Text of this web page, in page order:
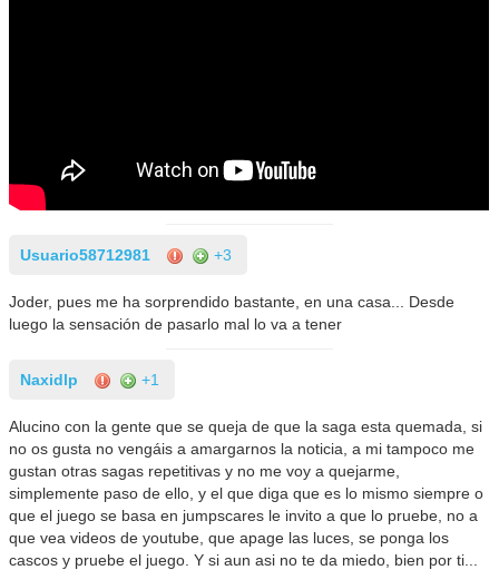
Usuario58712981 +3
Joder, pues me ha sorprendido bastante, en una casa... Desde
luego la sensación de pasarlo mal lo va a tener
Naxidlp +1
Alucino con la gente que se queja de que la saga esta quemada, si
no os gusta no vengáis a amargarnos la noticia, a mi tampoco me
gustan otras sagas repetitivas y no me voy a quejarme,
simplemente paso de ello, y el que diga que es lo mismo siempre o
que el juego se basa en jumpscares le invito a que lo pruebe, no a
que vea videos de youtube, que apage las luces, se ponga los
cascos y pruebe el juego. Y si aun asi no te da miedo, bien por ti...